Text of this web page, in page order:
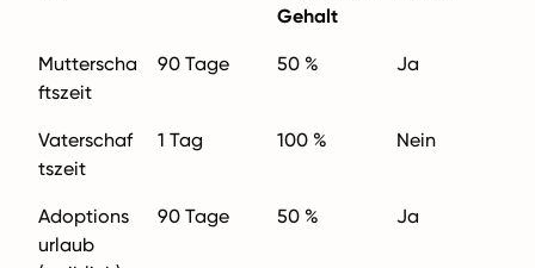
Gehalt
Mutterscha
ftszeit
90 Tage 50 % Ja
Vaterschaf
tszeit
1 Tag 100 % Nein
Adoptions
urlaub
90 Tage 50 % Ja